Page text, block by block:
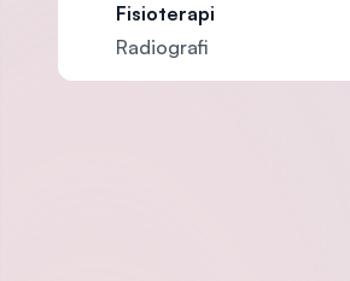
Fisioterapi
Radiografi